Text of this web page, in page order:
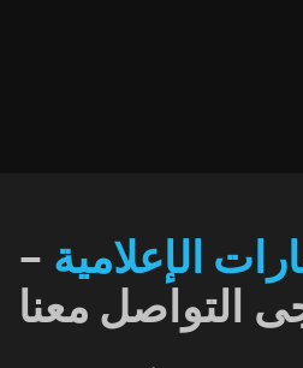
الإعلامية –
التواصل معنا